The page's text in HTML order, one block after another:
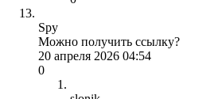
Spy
Можно получить ссылку?
20 апреля 2026 04:54
0